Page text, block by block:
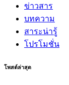
ข่าวสาร
บทความ
สาระน่ารู้
โปรโมชั่น
โพสต์ล่าสุด